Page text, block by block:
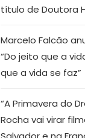
título de Doutora
Marcelo Falcão
“Do jeito que a
que a vida se faz”
“A Primavera do
Rocha vai virar